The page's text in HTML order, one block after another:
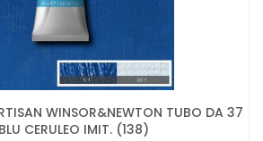
WINSOR&NEWTON TUBO DA 37
CERULEO IMIT. (138)